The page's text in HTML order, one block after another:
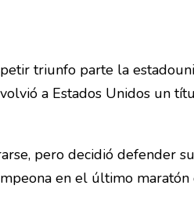
triunfo parte la
a Estados Unidos un
pero decidió defender
en el último maratón